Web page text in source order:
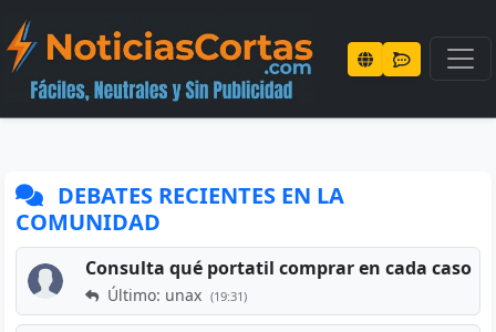
DEBATES RECIENTES EN LA
COMUNIDAD
Consulta qué portatil comprar en cada caso
Último: unax (19:31)